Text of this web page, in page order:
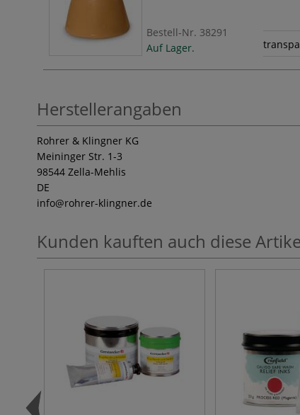
Bestell-Nr. 38291
Auf Lager.
Herstellerangaben
Rohrer & Klingner KG
Meininger Str. 1-3
98544 Zella-Mehlis
DE
info@rohrer-klingner.de
Kunden kauften auch diese